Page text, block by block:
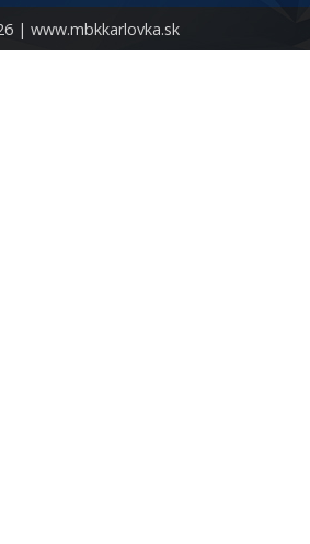
| www.mbkkarlovka.sk